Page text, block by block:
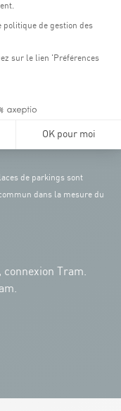
de chaque activité.
(L-1745)
pour les
de parkings sont
dans la mesure du
connexion Tram.
OpenStreetMap, under